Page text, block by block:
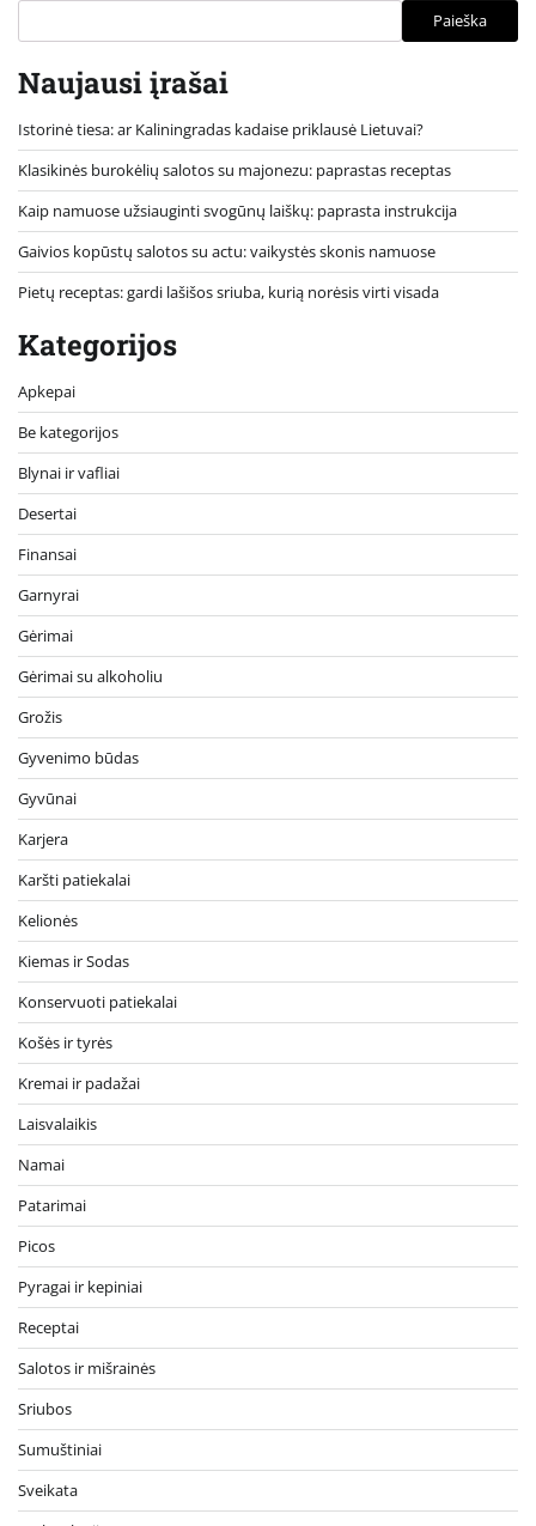
Paieška
Naujausi įrašai
Istorinė tiesa: ar Kaliningradas kadaise priklausė Lietuvai?
Klasikinės burokėlių salotos su majonezu: paprastas receptas
Kaip namuose užsiauginti svogūnų laiškų: paprasta instrukcija
Gaivios kopūstų salotos su actu: vaikystės skonis namuose
Pietų receptas: gardi lašišos sriuba, kurią norėsis virti visada
Kategorijos
Apkepai
Be kategorijos
Blynai ir vafliai
Desertai
Finansai
Garnyrai
Gėrimai
Gėrimai su alkoholiu
Grožis
Gyvenimo būdas
Gyvūnai
Karjera
Karšti patiekalai
Kelionės
Kiemas ir Sodas
Konservuoti patiekalai
Košės ir tyrės
Kremai ir padažai
Laisvalaikis
Namai
Patarimai
Picos
Pyragai ir kepiniai
Receptai
Salotos ir mišrainės
Sriubos
Sumuštiniai
Sveikata